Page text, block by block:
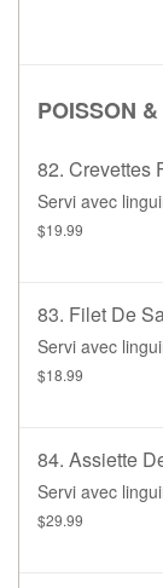
POISSON
82. Crevettes
Servi avec
$19.99
83. Filet De
Servi avec
$18.99
84. Assiette
Servi avec
$29.99